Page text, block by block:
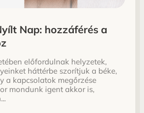
Nap: hozzáférés a
előfordulnak helyzetek,
háttérbe szorítjuk a béke,
a kapcsolatok megőrzése
mondunk igent akkor is,